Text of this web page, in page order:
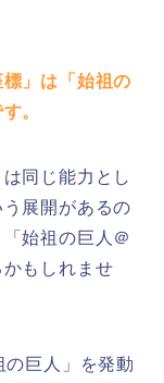
」は「始祖の
。
同じ能力とし
展開があるの
始祖の巨人＠
もしれませ
の巨人」を発動